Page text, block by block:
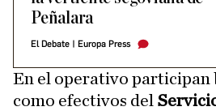
Peñalara
El Debate Europa Press
En el operativo participan
como efectivos del